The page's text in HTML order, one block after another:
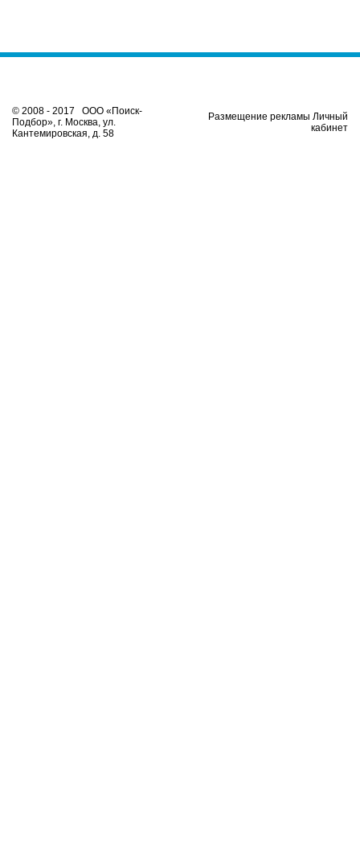
© 2008 - 2017 ООО «Поиск-
Подбор», г. Москва, ул.
Кантемировская, д. 58
Размещение рекламы Личный
кабинет